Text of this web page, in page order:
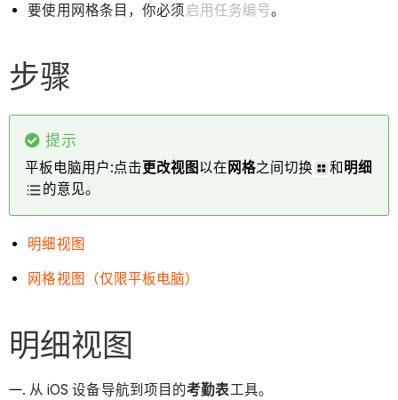
要使用网格条目，你必须启用任务编号。
步骤
提示
平板电脑用户:点击更改视图 以在 网格之间切换 和明细
的意见。
明细视图
网格视图（仅限平板电脑）
明细视图
从 iOS 设备导航到项目的考勤表工具。